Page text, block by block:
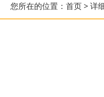
您所在的位置： 首页> 详